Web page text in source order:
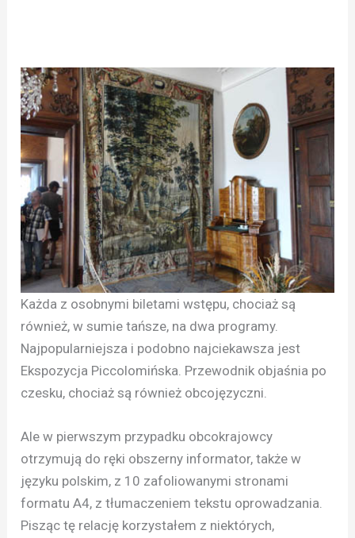
Każda z osobnymi biletami wstępu, chociaż są
również, w sumie tańsze, na dwa programy.
Najpopularniejsza i podobno najciekawsza jest
Ekspozycja Piccolomińska. Przewodnik objaśnia po
czesku, chociaż są również obcojęzyczni.
Ale w pierwszym przypadku obcokrajowcy
otrzymują do ręki obszerny informator, także w
języku polskim, z 10 zafoliowanymi stronami
formatu A4, z tłumaczeniem tekstu oprowadzania.
Pisząc tę relację korzystałem z niektórych,